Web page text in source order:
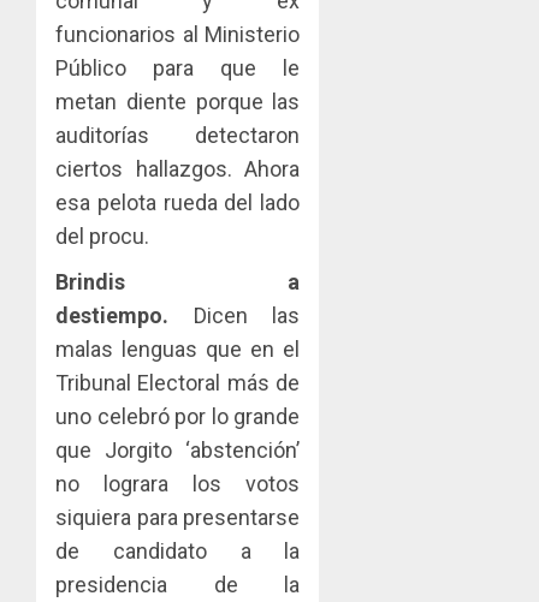
funcionarios al Ministerio
Público para que le
metan diente porque las
auditorías detectaron
ciertos hallazgos. Ahora
esa pelota rueda del lado
del procu.
Brindis a
destiempo. Dicen las
malas lenguas que en el
Tribunal Electoral más de
uno celebró por lo grande
que Jorgito ‘abstención’
no lograra los votos
siquiera para presentarse
de candidato a la
presidencia de la